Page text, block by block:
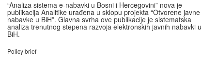
“Analiza sistema e-nabavki u Bosni i Hercegovini” nova je
publikacija Analitike urađena u sklopu projekta “Otvorene javne
nabavke u BiH”. Glavna svrha ove publikacije je sistematska
analiza trenutnog stepena razvoja elektronskih javnih nabavki u
BiH.
Policy brief